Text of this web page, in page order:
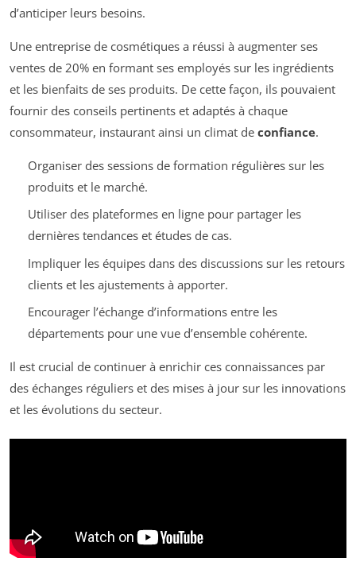
d’anticiper leurs besoins.
Une entreprise de cosmétiques a réussi à augmenter ses
ventes de 20% en formant ses employés sur les ingrédients
et les bienfaits de ses produits. De cette façon, ils pouvaient
fournir des conseils pertinents et adaptés à chaque
consommateur, instaurant ainsi un climat de confiance.
Organiser des sessions de formation régulières sur les
produits et le marché.
Utiliser des plateformes en ligne pour partager les
dernières tendances et études de cas.
Impliquer les équipes dans des discussions sur les retours
clients et les ajustements à apporter.
Encourager l’échange d’informations entre les
départements pour une vue d’ensemble cohérente.
Il est crucial de continuer à enrichir ces connaissances par
des échanges réguliers et des mises à jour sur les innovations
et les évolutions du secteur.